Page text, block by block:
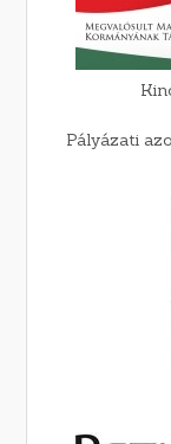
Pályázati